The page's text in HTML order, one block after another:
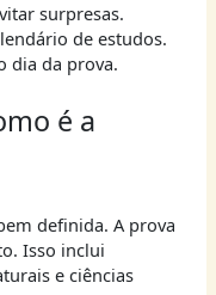
surpresas.
de estudos.
dia da prova.
é a
definida. A prova
Isso inclui
e ciências